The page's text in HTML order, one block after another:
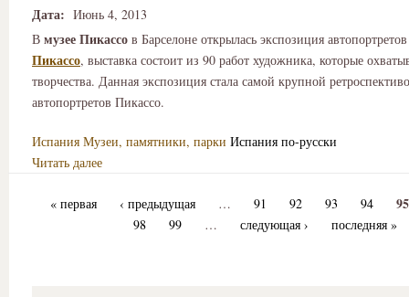
Дата: Июнь 4, 2013
В музее Пикассо в Барселоне открылась экспозиция
Пикассо, выставка состоит из 90 работ художника, которые
творчества. Данная экспозиция стала самой крупной
автопортретов Пикассо.
Испания Музеи, памятники, парки Испания по-русски
Читать далее
« первая ‹ предыдущая … 91 92 93 94 95
98 99 … следующая › последняя »